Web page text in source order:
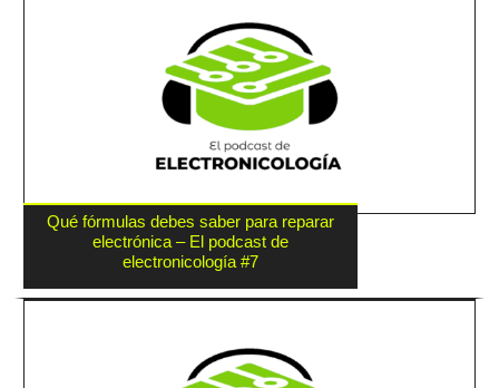
Qué fórmulas debes saber para reparar
electrónica – El podcast de
electronicología #7